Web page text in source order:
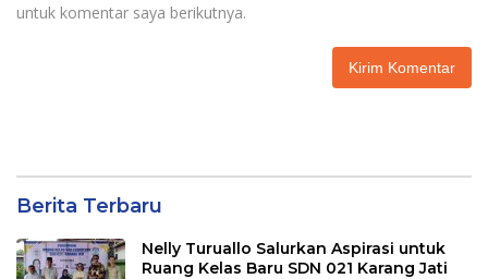
untuk komentar saya berikutnya.
Berita Terbaru
Nelly Turuallo Salurkan Aspirasi untuk
Ruang Kelas Baru SDN 021 Karang Jati